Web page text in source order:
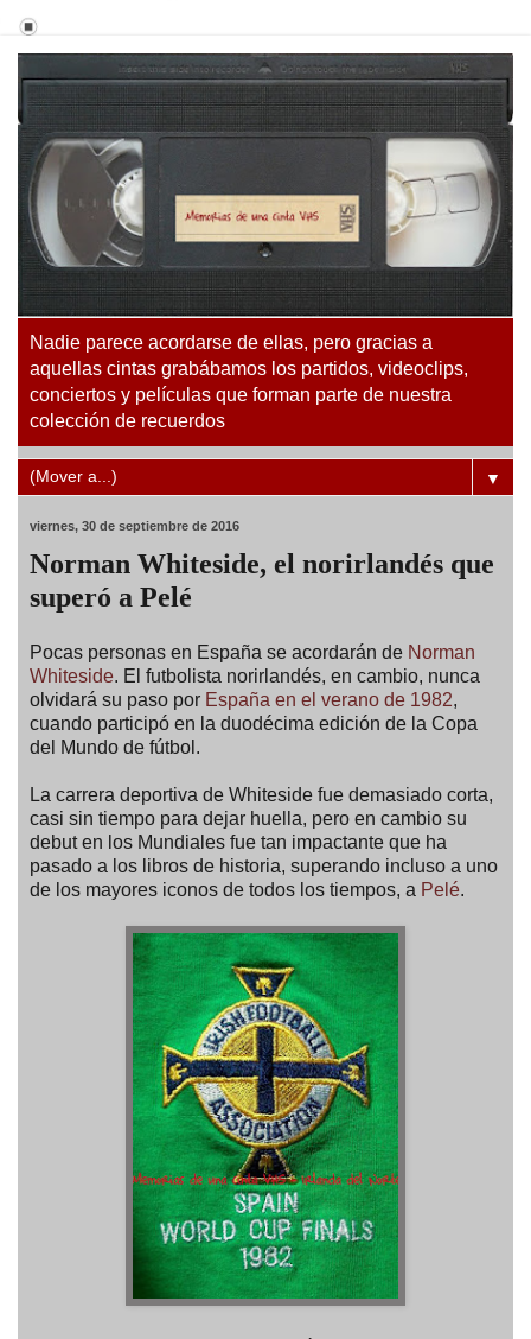
Nadie parece acordarse de ellas, pero gracias a
aquellas cintas grabábamos los partidos, videoclips,
conciertos y películas que forman parte de nuestra
colección de recuerdos
▼
viernes, 30 de septiembre de 2016
Norman Whiteside, el norirlandés que
superó a Pelé
Pocas personas en España se acordarán de Norman
Whiteside. El futbolista norirlandés, en cambio, nunca
olvidará su paso por España en el verano de 1982,
cuando participó en la duodécima edición de la Copa
del Mundo de fútbol.
La carrera deportiva de Whiteside fue demasiado corta,
casi sin tiempo para dejar huella, pero en cambio su
debut en los Mundiales fue tan impactante que ha
pasado a los libros de historia, superando incluso a uno
de los mayores iconos de todos los tiempos, a Pelé.